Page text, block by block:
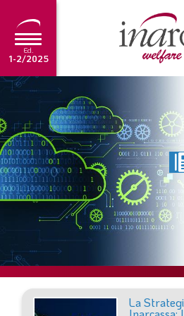
Ed.
1-2/2025
EDITORIALE
TUTORIAL
SCADENZARIO
ARCHIVIO
Ultima edizione
1-2/2025
La